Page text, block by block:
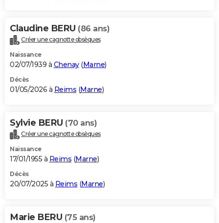
Carte de Noël
Carte Bonne année
Carte Saint-Valentin
Carte Pâques
Carte d'anniversaire
DICTIONNAIRE
Dictionnaire
Biographies
Citations
Expressions
Proverbes
PROGRAMME TV
S'inscrire
Se connecter
Lycées
Collèges
Primaires
Universités
Entreprises
Service militaire
Avis de recherche
AVIS DE DÉCÈS
Bricolage
Lifestyle
Culture
Sport
Auto
Television
Voyage
Cinema
Claudine BERU (86 ans)
Créer une cagnotte obsèques
Naissance
02/07/1939 à Chenay(Marne)
Décès
01/05/2026 à Reims (Marne)
Sylvie BERU (70 ans)
Créer une cagnotte obsèques
Naissance
17/01/1955 à Reims (Marne)
Décès
20/07/2025 à Reims (Marne)
Marie BERU (75 ans)